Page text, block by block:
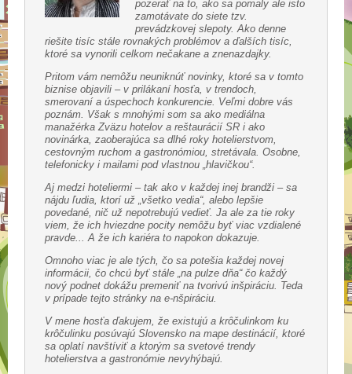
pozerať na to, ako sa pomaly ale isto
zamotávate do siete tzv.
prevádzkovej slepoty. Ako denne
riešite tisíc stále rovnakých problémov a ďalších tisíc,
ktoré sa vynorili celkom nečakane a znenazdajky.
Pritom vám nemôžu neuniknúť novinky, ktoré sa v tomto
biznise objavili – v prilákaní hosťa, v trendoch,
smerovaní a úspechoch konkurencie. Veľmi dobre vás
poznám. Však s mnohými som sa ako mediálna
manažérka Zväzu hotelov a reštaurácií SR i ako
novinárka, zaoberajúca sa dlhé roky hotelierstvom,
cestovným ruchom a gastronómiou, stretávala. Osobne,
telefonicky i mailami pod vlastnou „hlavičkou“.
Aj medzi hoteliermi – tak ako v každej inej brandži – sa
nájdu ľudia, ktorí už „všetko vedia“, alebo lepšie
povedané, nič už nepotrebujú vedieť. Ja ale za tie roky
viem, že ich hviezdne pocity nemôžu byť viac vzdialené
pravde... A že ich kariéra to napokon dokazuje.
Omnoho viac je ale tých, čo sa potešia každej novej
informácii, čo chcú byť stále „na pulze dňa“ čo každý
nový podnet dokážu premeniť na tvorivú inšpiráciu. Teda
v prípade tejto stránky na e-nšpiráciu.
V mene hosťa ďakujem, že existujú a krôčulinkom ku
krôčulinku posúvajú Slovensko na mape destinácií, ktoré
sa oplatí navštíviť a ktorým sa svetové trendy
hotelierstva a gastronómie nevyhýbajú.